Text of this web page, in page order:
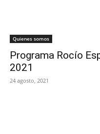
Quienes somos
Programa Rocío
2021
24 agosto, 2021